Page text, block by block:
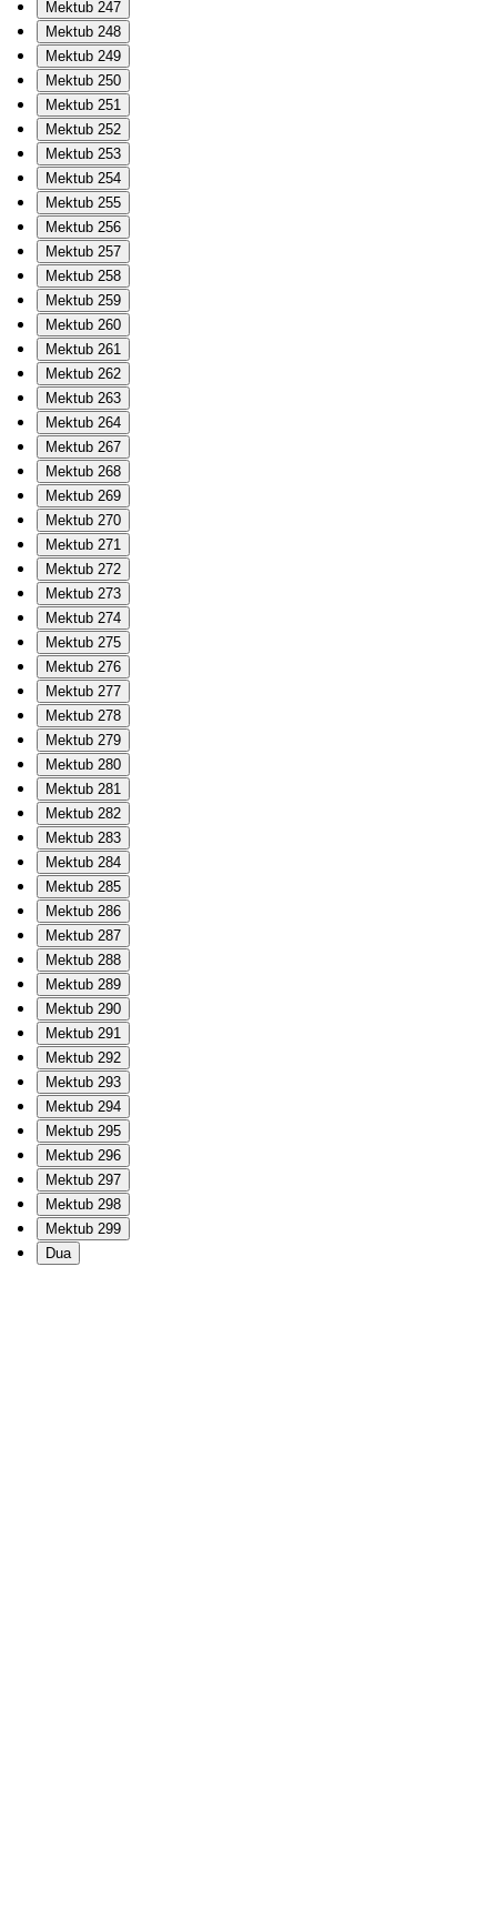
Mektub 247
Mektub 248
Mektub 249
Mektub 250
Mektub 251
Mektub 252
Mektub 253
Mektub 254
Mektub 255
Mektub 256
Mektub 257
Mektub 258
Mektub 259
Mektub 260
Mektub 261
Mektub 262
Mektub 263
Mektub 264
Mektub 267
Mektub 268
Mektub 269
Mektub 270
Mektub 271
Mektub 272
Mektub 273
Mektub 274
Mektub 275
Mektub 276
Mektub 277
Mektub 278
Mektub 279
Mektub 280
Mektub 281
Mektub 282
Mektub 283
Mektub 284
Mektub 285
Mektub 286
Mektub 287
Mektub 288
Mektub 289
Mektub 290
Mektub 291
Mektub 292
Mektub 293
Mektub 294
Mektub 295
Mektub 296
Mektub 297
Mektub 298
Mektub 299
Dua